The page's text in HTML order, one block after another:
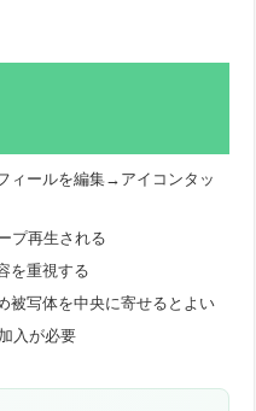
ィールを編集→アイコンタッ
プ再生される
を重視する
被写体を中央に寄せるとよい
入が必要